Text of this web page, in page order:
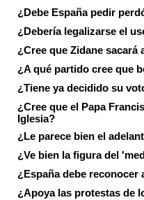
¿Debe España pedir
¿Debería legalizarse el
¿Cree que Zidane
¿A qué partido cree que
¿Tiene ya decidido su
¿Cree que el Papa
Iglesia?
¿Le parece bien el
¿Ve bien la figura del
¿España debe reconocer
¿Apoya las protestas de